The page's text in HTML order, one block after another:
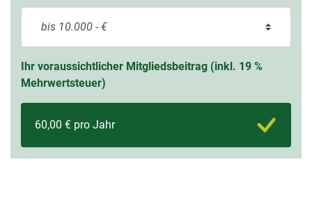
Ihr voraussichtlicher Mitgliedsbeitrag (inkl. 19 %
Mehrwertsteuer)
60,00 € pro Jahr